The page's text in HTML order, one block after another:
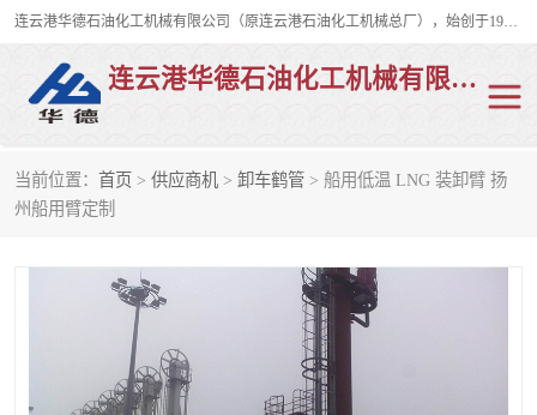
连云港华德石油化工机械有限公司（原连云港石油化工机械总厂），始创于1982年，是从事码头船用流体装卸臂、陆用流体装卸臂（鹤管）、活动梯、钢构平台、定量装车系统等全系列流体装卸设备的设计、制造、销售以及服务的专业供应商。
连云港华德石油化工机械有限公司
当前位置： 首页 > 供应商机 > 卸车鹤管 > 船用低温 LNG 装卸臂 扬
州船用臂定制
陆用流体装卸臂
液氨鹤管 液氯鹤管
活动梯
平台栈桥 卸车鹤管